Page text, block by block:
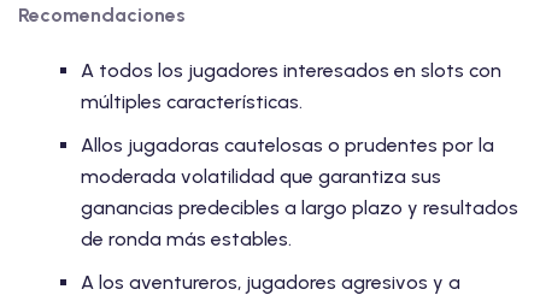
Recomendaciones
A todos los jugadores interesados en slots con
múltiples características.
Allos jugadoras cautelosas o prudentes por la
moderada volatilidad que garantiza sus
ganancias predecibles a largo plazo y resultados
de ronda más estables.
A los aventureros, jugadores agresivos y a